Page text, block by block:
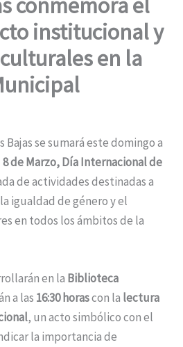
institucional y
en la
Bajas se sumará este domingo a
8 de Marzo, Día Internacional de
de actividades destinadas a
igualdad de género y el
en todos los ámbitos de la
en la Biblioteca
a las 16:30 horascon la lectura
, un acto simbólico con el
la importancia de